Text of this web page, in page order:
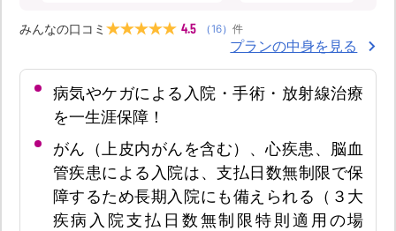
みんなの口コミ 4.5 （ 16） 件
プランの中身を見る
病気やケガによる入院・手術・放射線治療
を一生涯保障！
がん（上皮内がんを含む）、心疾患、脳血
管疾患による入院は、支払日数無制限で保
障するため長期入院にも備えられる（３大
疾病入院支払日数無制限特則適用の場